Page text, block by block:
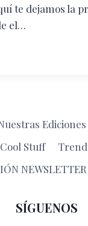
te dejamos la
el…
Ediciones
Cool Stuff
NEWSLETTER
SÍGUENOS